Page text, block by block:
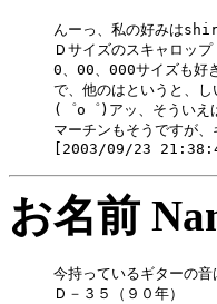
んーっ、私の好みは
Ｄサイズのスキャロッ
0、00、000サイズも好
で、他のはというと、
(゜o゜)アッ、そういえ
マーチンもそうですが
お名前
今持っているギターの音
Ｄ－３５（９０年）